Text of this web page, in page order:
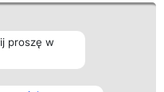
proszę w
Kontakt